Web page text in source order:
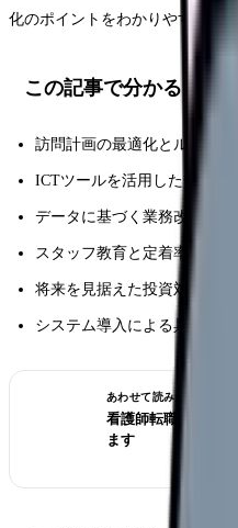
化のポイントをわかりやすく解
この記事で分かること
訪問計画の最適化とルート
ICTツールを活用した効率的
データに基づく業務改善の
スタッフ教育と定着率向上
将来を見据えた投資対効果の
システム導入による具体的な
あわせて読みたい
看護師転職のリア
ます